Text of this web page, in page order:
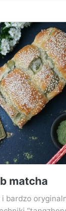
matcha
bardzo